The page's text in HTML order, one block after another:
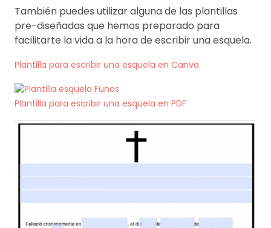
También puedes utilizar alguna de las plantillas
pre-diseñadas que hemos preparado para
facilitarte la vida a la hora de escribir una esquela.
Plantilla para escribir una esquela en Canva
Plantilla para escribir una esquela en PDF